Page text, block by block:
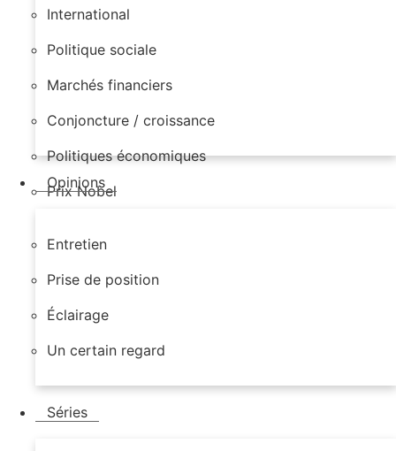
International
Politique sociale
Marchés financiers
Conjoncture / croissance
Politiques économiques
Prix Nobel
Opinions
Entretien
Prise de position
Éclairage
Un certain regard
Séries